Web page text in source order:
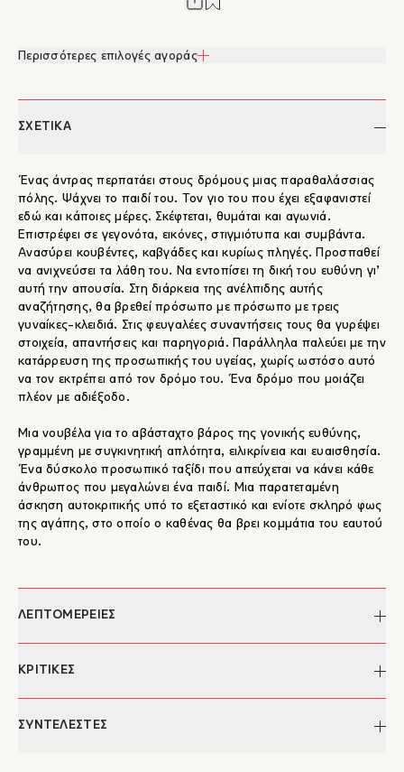
Περισσότερες επιλογές αγοράς
ΣΧΕΤΙΚΑ
Ένας άντρας περπατάει στους δρόμους μιας παραθαλάσσιας
πόλης. Ψάχνει το παιδί του. Τον γιο του που έχει εξαφανιστεί
εδώ και κάποιες μέρες. Σκέφτεται, θυμάται και αγωνιά.
Επιστρέφει σε γεγονότα, εικόνες, στιγμιότυπα και συμβάντα.
Ανασύρει κουβέντες, καβγάδες και κυρίως πληγές. Προσπαθεί
να ανιχνεύσει τα λάθη του. Να εντοπίσει τη δική του ευθύνη γι’
αυτή την απουσία. Στη διάρκεια της ανέλπιδης αυτής
αναζήτησης, θα βρεθεί πρόσωπο με πρόσωπο με τρεις
γυναίκες-κλειδιά. Στις φευγαλέες συναντήσεις τους θα γυρέψει
στοιχεία, απαντήσεις και παρηγοριά. Παράλληλα παλεύει με την
κατάρρευση της προσωπικής του υγείας, χωρίς ωστόσο αυτό
να τον εκτρέπει από τον δρόμο του. Ένα δρόμο που μοιάζει
πλέον με αδιέξοδο.
Μια νουβέλα για το αβάσταχτο βάρος της γονικής ευθύνης,
γραμμένη με συγκινητική απλότητα, ειλικρίνεια και ευαισθησία.
Ένα δύσκολο προσωπικό ταξίδι που απεύχεται να κάνει κάθε
άνθρωπος που μεγαλώνει ένα παιδί. Μια παρατεταμένη
άσκηση αυτοκριτικής υπό το εξεταστικό και ενίοτε σκληρό φως
της αγάπης, στο οποίο ο καθένας θα βρει κομμάτια του εαυτού
του.
ΛΕΠΤΟΜΕΡΕΙΕΣ
Συγγραφέας:
Σχεδιασμός εξωφύλλου:
ΚΡΙΤΙΚΕΣ
"Ο Ιατρού ολοκληρώνει μια καθηλωτική αφήγηση που
ΣΥΝΤΕΛΕΣΤΕΣ